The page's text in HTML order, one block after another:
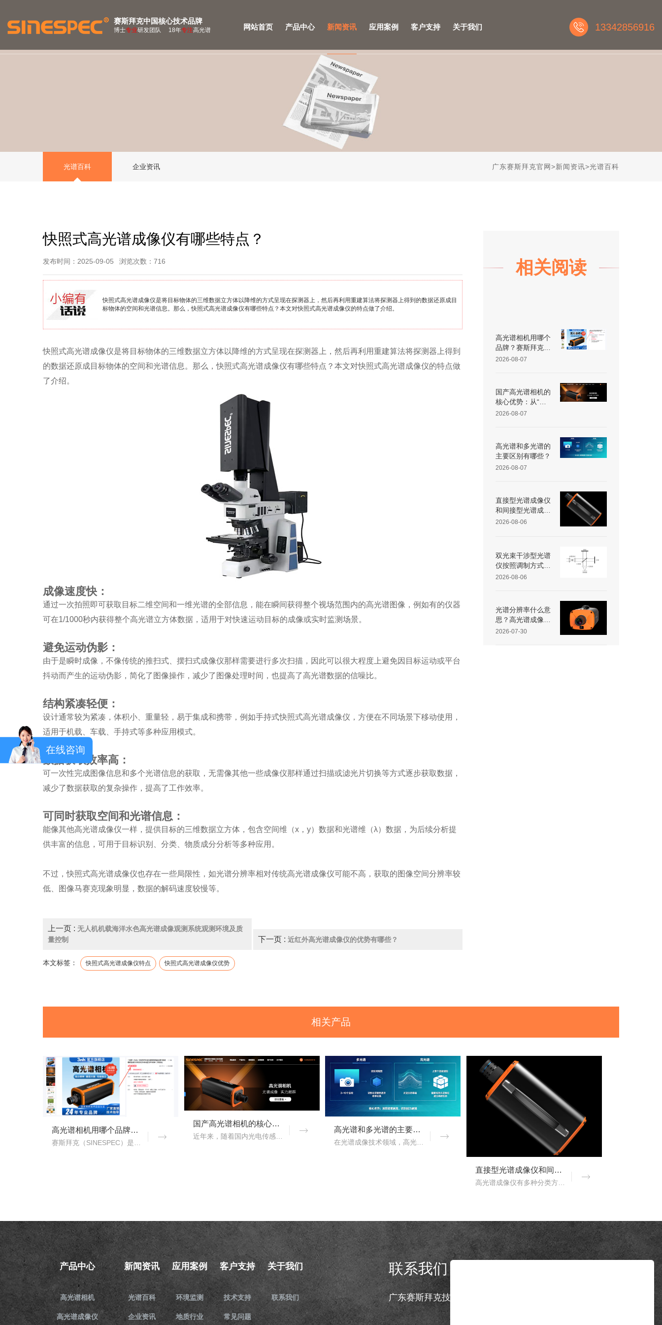
赛斯拜克中国核心技术品牌
博士专业研发团队 18年专注高光谱 网站首页 产品中心 新闻资讯 应用案例 客户支持 关于我们 13342856916
光谱百科 企业资讯 广东赛斯拜克官网>新闻资讯>光谱百科
快照式高光谱成像仪有哪些特点？
发布时间：2025-09-05 浏览次数：716
快照式高光谱成像仪是将目标物体的三维数据立方体以降维的方式呈现在探测器上，然后再利用重建算法将探测器上得到的数据还原成目
标物体的空间和光谱信息。那么，快照式高光谱成像仪有哪些特点？本文对快照式高光谱成像仪的特点做了介绍。
快照式高光谱成像仪是将目标物体的三维数据立方体以降维的方式呈现在探测器上，然后再利用重建算法将探测器上得到
的数据还原成目标物体的空间和光谱信息。那么，快照式高光谱成像仪有哪些特点？本文对快照式高光谱成像仪的特点做
了介绍。
成像速度快：
通过一次拍照即可获取目标二维空间和一维光谱的全部信息，能在瞬间获得整个视场范围内的高光谱图像，例如有的仪器
可在1/1000秒内获得整个高光谱立方体数据，适用于对快速运动目标的成像或实时监测场景。
避免运动伪影：
由于是瞬时成像，不像传统的推扫式、摆扫式成像仪那样需要进行多次扫描，因此可以很大程度上避免因目标运动或平台
抖动而产生的运动伪影，简化了图像操作，减少了图像处理时间，也提高了高光谱数据的信噪比。
结构紧凑轻便：
设计通常较为紧凑，体积小、重量轻，易于集成和携带，例如手持式快照式高光谱成像仪，方便在不同场景下移动使用，
适用于机载、车载、手持式等多种应用模式。
数据获取效率高：
可一次性完成图像信息和多个光谱信息的获取，无需像其他一些成像仪那样通过扫描或滤光片切换等方式逐步获取数据，
减少了数据获取的复杂操作，提高了工作效率。
可同时获取空间和光谱信息：
能像其他高光谱成像仪一样，提供目标的三维数据立方体，包含空间维（x，y）数据和光谱维（λ）数据，为后续分析提
供丰富的信息，可用于目标识别、分类、物质成分分析等多种应用。
不过，快照式高光谱成像仪也存在一些局限性，如光谱分辨率相对传统高光谱成像仪可能不高，获取的图像空间分辨率较
低、图像马赛克现象明显，数据的解码速度较慢等。
上一页 : 无人机机载海洋水色高光谱成像观测系统观测环境及质
量控制
下一页 :近红外高光谱成像仪的优势有哪些？
本文标签： 快照式高光谱成像仪特点 快照式高光谱成像仪优势
相关阅读
高光谱相机用哪个
品牌？赛斯拜克怎
么样？
2026-08-07
国产高光谱相机的
核心优势：从“跟
跑”到“并跑”的跨越
2026-08-07
高光谱和多光谱的
主要区别有哪些？
2026-08-07
直接型光谱成像仪
和间接型光谱成像
仪区别
2026-08-06
双光束干涉型光谱
仪按照调制方式不
同可分为哪些类
2026-08-06
光谱分辨率什么意
思？高光谱成像仪
光谱分辨率范围多
2026-07-30
相关产品
高光谱相机用哪个品牌？赛斯拜克怎么样？
国产高光谱相机的核心优势：从“跟跑”到“并跑”的跨越
近年来，随着国内光电传感、光学设计、成像算法等产业链环节的持续突破，国产高光谱相机综合性能稳步提升，正在从“进口替代”走向“自主引领”。..
高光谱和多光谱的主要区别有哪些？
直接型光谱成像仪和间接型光谱成像仪区别
高光谱成像仪有多种分类方式，按照重构理论分类，可以分为直接型光谱成像仪和间接型光谱成像仪。那么，直接型光谱成像仪和间接型光谱成像仪什么区别？下文对直接型光谱成像..
产品中心
高光谱相机
高光谱成像仪
新闻资讯
光谱百科
企业资讯
应用案例
环境监测
地质行业
客户支持
技术支持
常见问题
关于我们
联系我们
联系我们
广东赛斯拜克技术有限公司
在线咨询